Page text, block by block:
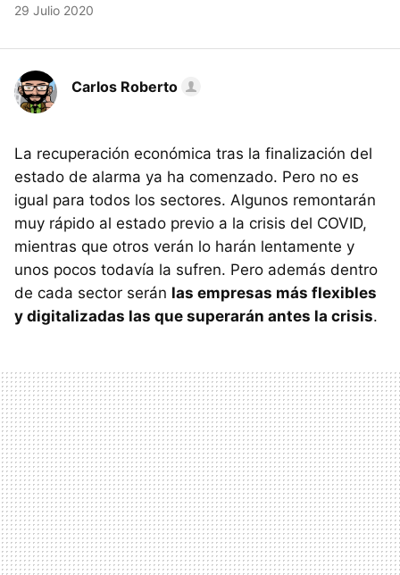
29 Julio 2020
Carlos Roberto
La recuperación económica tras la finalización del
estado de alarma ya ha comenzado. Pero no es
igual para todos los sectores. Algunos remontarán
muy rápido al estado previo a la crisis del COVID,
mientras que otros verán lo harán lentamente y
unos pocos todavía la sufren. Pero además dentro
de cada sector serán las empresas más flexibles
y digitalizadas las que superarán antes la crisis.